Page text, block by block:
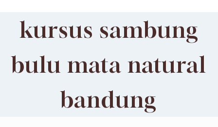
kursus sambung
bulu mata natural
bandung